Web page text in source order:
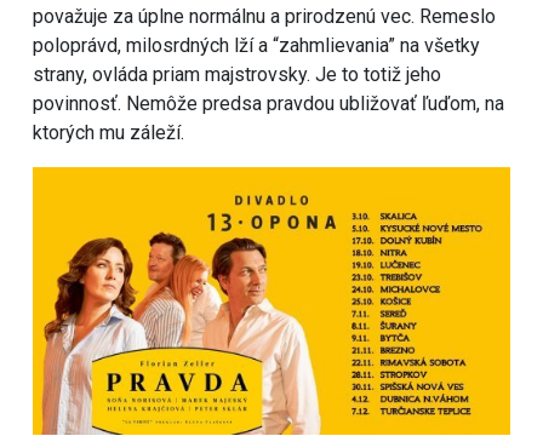
považuje za úplne normálnu a prirodzenú vec. Remeslo
poloprávd, milosrdných lží a “zahmlievania” na všetky
strany, ovláda priam majstrovsky. Je to totiž jeho
povinnosť. Nemôže predsa pravdou ubližovať ľuďom, na
ktorých mu záleží.